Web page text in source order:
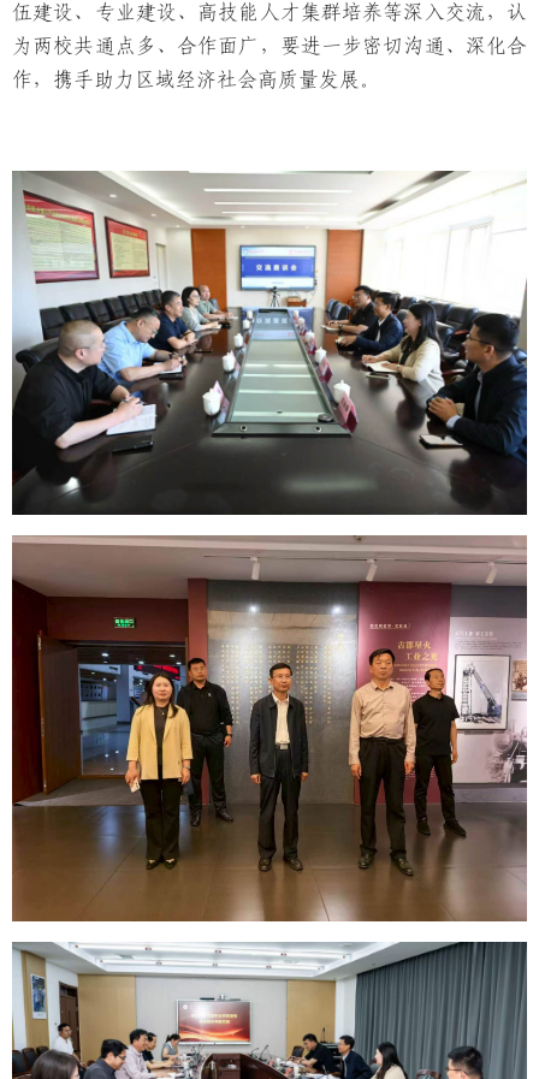
伍建设、专业建设、高技能人才集群培养等深入交流，认
为两校共通点多、合作面广，要进一步密切沟通、深化合
作，携手助力区域经济社会高质量发展。